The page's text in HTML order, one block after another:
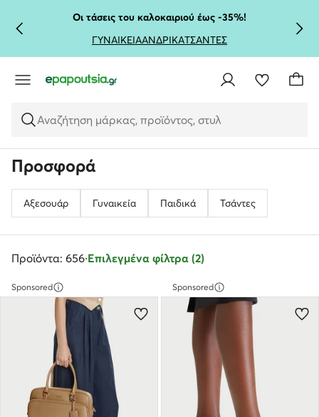
ΜΕΤΆΒΑΣΗ ΣΤΟ ΚΎΡΙΟ ΠΕΡΙΕΧΌΜΕΝΟ
ΜΕΤΆΒΑΣΗ ΣΤΗΝ ΑΝΑΖΉΤΗΣΗ
Οι τάσεις του καλοκαιριού έως -35%!
ΓΥΝΑΙΚΕΙΑΑΝΔΡΙΚΑΤΣΑΝΤΕΣ
Αναζήτηση μάρκας, προϊόντος, στυλ
Προσφορά
Αξεσουάρ Γυναικεία Παιδικά Τσάντες
Προϊόντα: 656·Επιλεγμένα φίλτρα (2)
Sponsored Sponsored